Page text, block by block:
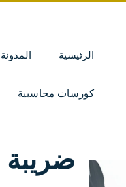
الرئيسية المدونة
كورسات محاسبية
ضريبة